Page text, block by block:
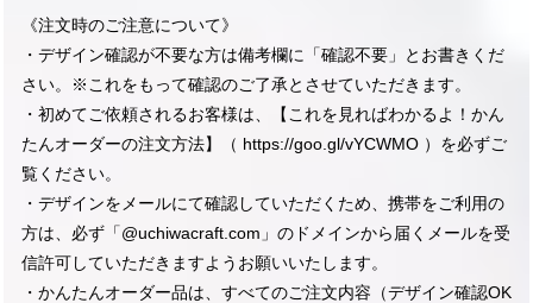
《注文時のご注意について》
・デザイン確認が不要な方は備考欄に「確認不要」とお書きくだ
さい。※これをもって確認のご了承とさせていただきます。
・初めてご依頼されるお客様は、【これを見ればわかるよ！かん
たんオーダーの注文方法】（ https://goo.gl/vYCWMO ）を必ずご
覧ください。
・デザインをメールにて確認していただくため、携帯をご利用の
方は、必ず「@uchiwacraft.com」のドメインから届くメールを受
信許可していただきますようお願いいたします。
・かんたんオーダー品は、すべてのご注文内容（デザイン確認OK